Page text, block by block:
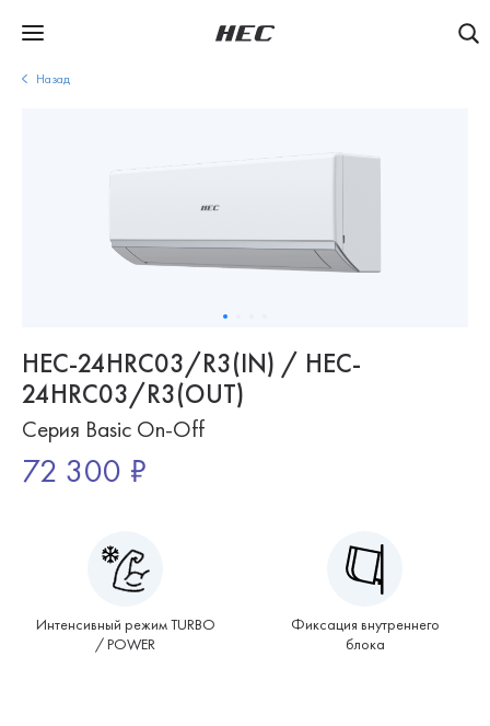
Назад
HEC-24HRC03/R3(IN) / HEC-
24HRC03/R3(OUT)
Серия Basic On-Off
72 300 ₽
Интенсивный режим TURBO
/ POWER
Фиксация внутреннего
блока